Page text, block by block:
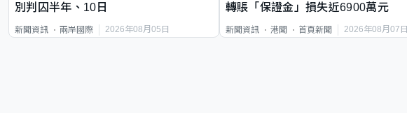
別判囚半年、10日
新聞資訊 兩岸國際 2026年08月05日
轉賬「保證金」損失近6900萬元
新聞資訊 港聞 首頁新聞 2026年08月07日